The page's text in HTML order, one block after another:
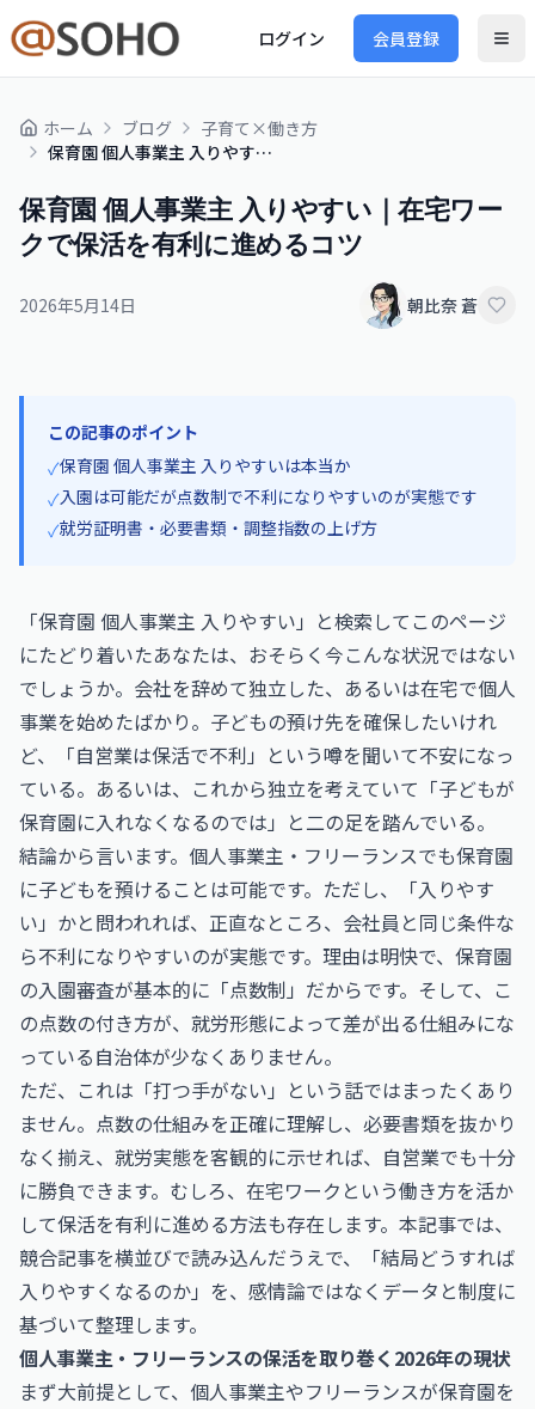
ログイン 会員登録
ホーム ブログ
子育て×働き方
保育園 個人事業主 入りやすい｜在宅ワークで保活を有利に進めるコツ
保育園 個人事業主 入りやすい｜在宅ワー
クで保活を有利に進めるコツ
2026年5月14日 朝比奈 蒼
この記事のポイント
✓保育園 個人事業主 入りやすいは本当か
✓入園は可能だが点数制で不利になりやすいのが実態です
✓就労証明書・必要書類・調整指数の上げ方
「保育園 個人事業主 入りやすい」と検索してこのページ
にたどり着いたあなたは、おそらく今こんな状況ではない
でしょうか。会社を辞めて独立した、あるいは在宅で個人
事業を始めたばかり。子どもの預け先を確保したいけれ
ど、「自営業は保活で不利」という噂を聞いて不安になっ
ている。あるいは、これから独立を考えていて「子どもが
保育園に入れなくなるのでは」と二の足を踏んでいる。
結論から言います。個人事業主・フリーランスでも保育園
に子どもを預けることは可能です。ただし、「入りやす
い」かと問われれば、正直なところ、会社員と同じ条件な
ら不利になりやすいのが実態です。理由は明快で、保育園
の入園審査が基本的に「点数制」だからです。そして、こ
の点数の付き方が、就労形態によって差が出る仕組みにな
っている自治体が少なくありません。
ただ、これは「打つ手がない」という話ではまったくあり
ません。点数の仕組みを正確に理解し、必要書類を抜かり
なく揃え、就労実態を客観的に示せれば、自営業でも十分
に勝負できます。むしろ、在宅ワークという働き方を活か
して保活を有利に進める方法も存在します。本記事では、
競合記事を横並びで読み込んだうえで、「結局どうすれば
入りやすくなるのか」を、感情論ではなくデータと制度に
基づいて整理します。
個人事業主・フリーランスの保活を取り巻く2026年の現状
まず大前提として、個人事業主やフリーランスが保育園を